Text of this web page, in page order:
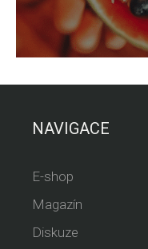
NAVIGACE
E-shop
Magazín
Diskuze